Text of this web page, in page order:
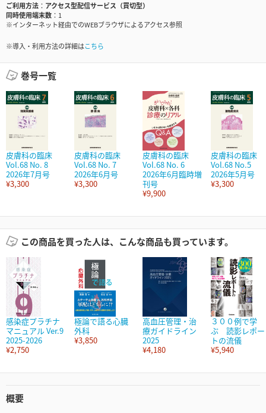
ご利用方法
アクセス型配信サービス（買切型）
同時使用端末数
1
※インターネット経由でのWEBブラウザによるアクセス参照
※導入・利用方法の詳細はこちら
巻号一覧
皮膚科の臨床
Vol.68 No. 8
2026年7月号
¥3,300
皮膚科の臨床
Vol.68 No. 7
2026年6月号
¥3,300
皮膚科の臨床
Vol.68 No. 6
2026年6月臨時増
刊号
¥9,900
皮膚科の臨床
Vol.68 No.5
2026年5月号
¥3,300
この商品を買った人は、こんな商品も買っています。
感染症プラチナ
マニュアル Ver.9
2025-2026
¥2,750
極論で語る心臓
外科
¥3,850
高血圧管理・治
療ガイドライン
2025
¥4,180
３００例で学
ぶ 読影レポー
トの流儀
¥5,940
概要